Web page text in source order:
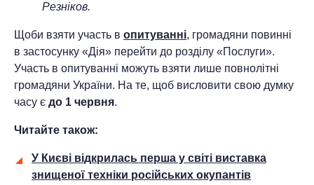
Резніков.
Щоби взяти участь в опитуванні, громадяни повинні
в застосунку «Дія» перейти до розділу «Послуги».
Участь в опитуванні можуть взяти лише повнолітні
громадяни України. На те, щоб висловити свою думку
часу є до 1 червня.
Читайте також:
У Києві відкрилась перша у світі виставка
знищеної техніки російських окупантів